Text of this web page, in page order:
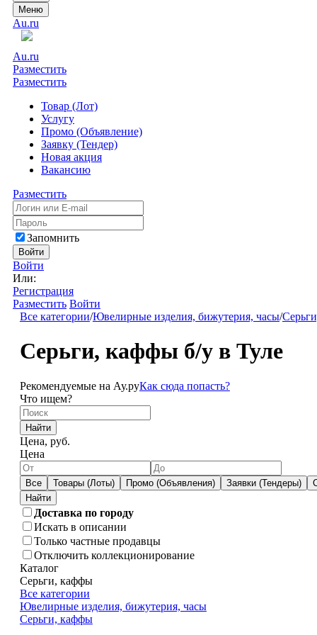
Меню
Au.ru
Au.ru
Разместить
Разместить
Товар (Лот)
Услугу
Промо (Объявление)
Заявку (Тендер)
Новая акция
Вакансию
Разместить
Запомнить
Войти
Войти
Или:
Регистрация
Разместить Войти
Все категории/Ювелирные изделия, бижутерия, часы/
Серьги, каффы б/у в Туле
Рекомендуемые на Ау.руКак сюда попасть?
Что ищем?
Найти
Цена, руб.
Цена
Все Товары (Лоты) Промо (Объявления) Заявки (Тендеры)
Доставка по городу
Искать в описании
Только частные продавцы
Отключить коллекционирование
Каталог
Серьги, каффы
Все категории
Ювелирные изделия, бижутерия, часы
Серьги, каффы